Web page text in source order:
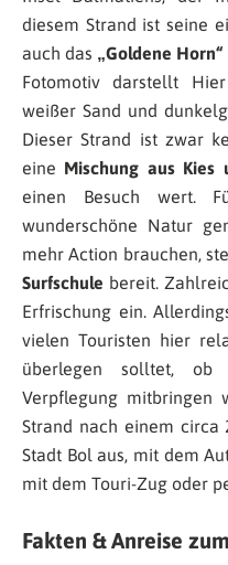
diesem Strand ist seine
auch das
„Goldene Horn“
Fotomotiv darstellt
weißer Sand und
Dieser Strand ist zwar
eine Mischung aus Kies
einen Besuch wert.
wunderschöne Natur
mehr Action brauchen,
Surfschule bereit.
Erfrischung ein.
vielen Touristen hier
überlegen solltet,
Verpflegung mitbringen
Strand nach einem circa
Stadt Bol aus, mit dem
mit dem Touri-Zug oder
Fakten & Anreise